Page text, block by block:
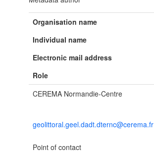
Organisation name
Individual name
Electronic mail address
Role
CEREMA Normandie-Centre
geolittoral.geel.dadt.dternc@cerema.fr
Point of contact